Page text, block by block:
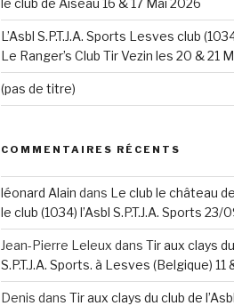
L’Asbl S.P.T.J.A. Sports Lesves club
Le Ranger’s Club Tir Vezin les 20 & 21
(pas de titre)
COMMENTAIRES RÉCENTS
léonard Alain dans Le club le château
le club (1034) l’Asbl S.P.T.J.A. Sports 23/
Jean-Pierre Leleux dans Tir aux clays
S.P.T.J.A. Sports. à Lesves (Belgique) 11
Denis dans Tir aux clays du club de